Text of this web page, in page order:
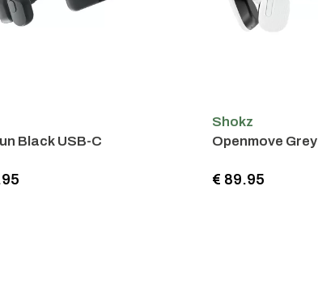
Black USB-C
Shokz
Openmove Grey
€ 89.95